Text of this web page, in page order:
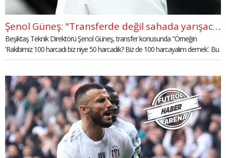
Şenol Güneş: "Transferde değil sahada yarışacağız"
Beşiktaş Teknik Direktörü Şenol Güneş, transfer konusunda "Örneğin
'Rakibimiz 100 harcadı biz niye 50 harcadık? Biz de 100 harcayalım demek'. Bu
yanlış. Transferde değil sahada yarışacağız. Yönetimimiz transfer konusunda